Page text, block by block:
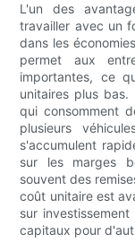
L'un des
travailler avec un
dans les
permet aux
importantes, ce
unitaires plus
qui consomment
plusieurs
s'accumulent
sur les marges
souvent des
coût unitaire est
sur
capitaux pour